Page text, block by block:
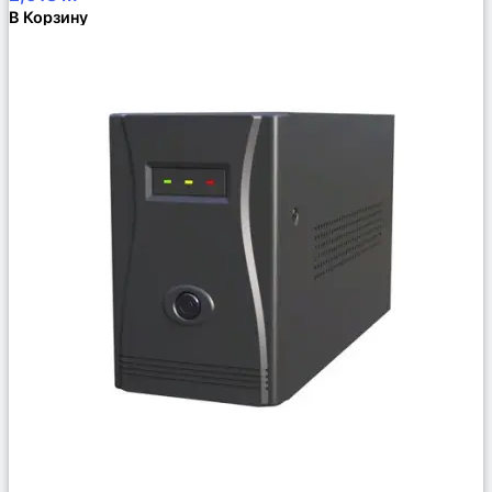
В Корзину